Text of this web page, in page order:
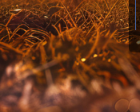
de Justicia